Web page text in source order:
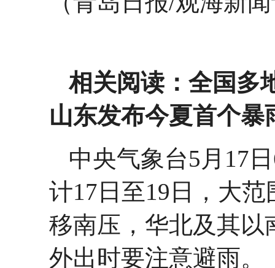
相关阅读：全国多
山东发布今夏首个暴
中央气象台5月17
计17日至19日，大
移南压，华北及其以
外出时要注意避雨。